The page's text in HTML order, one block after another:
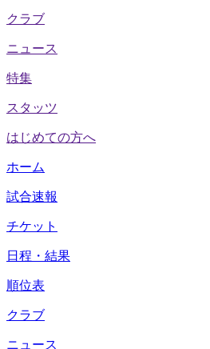
クラブ
ニュース
特集
スタッツ
はじめての方へ
ホーム
試合速報
チケット
日程・結果
順位表
クラブ
ニュース